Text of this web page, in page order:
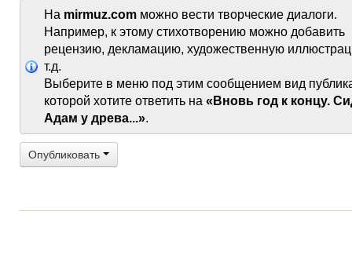
На mirmuz.com можно вести творческие диалоги.
Например, к этому стихотворению можно добавить
рецензию, декламацию, художественную
т.д.
Выберите в меню под этим сообщением вид
которой хотите ответить на «Вновь год к концу.
Адам у древа...».
Опубликовать